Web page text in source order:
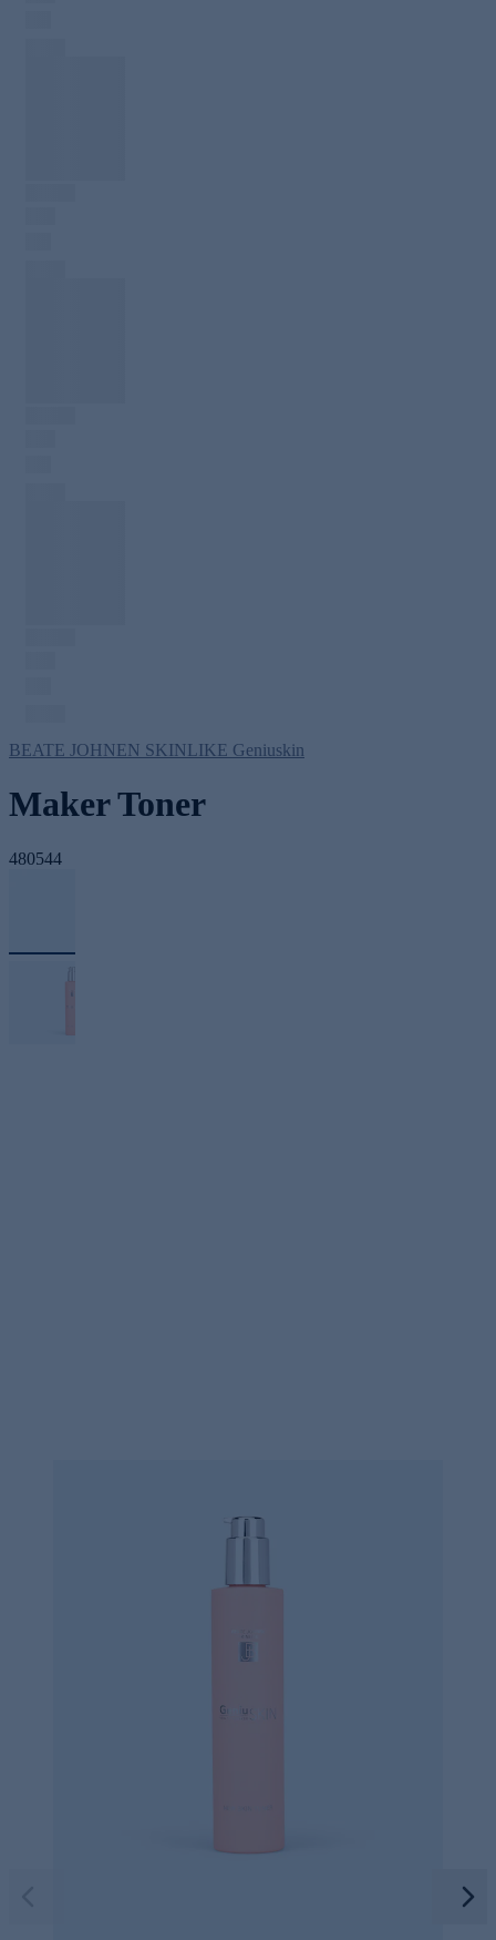
BEATE JOHNEN SKINLIKE Geniuskin
Maker Toner
480544